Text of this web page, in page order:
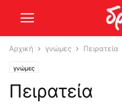
Αρχική γνώμες Πειρατεία
γνώμες
Πειρατεία